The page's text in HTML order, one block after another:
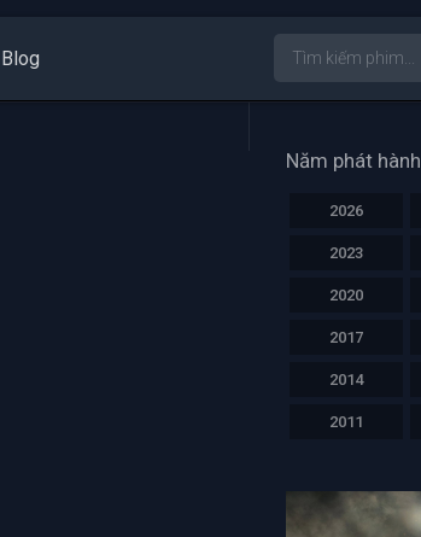
Blog
Năm phát hành
2026
2023
2020
2017
2014
2011